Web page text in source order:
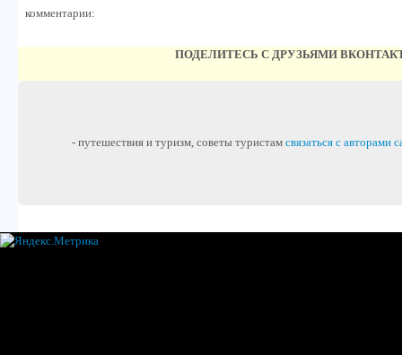
комментарии:
ПОДЕЛИТЕСЬ С ДРУЗЬЯМИ
- путешествия и туризм, советы туристам связаться с авторами